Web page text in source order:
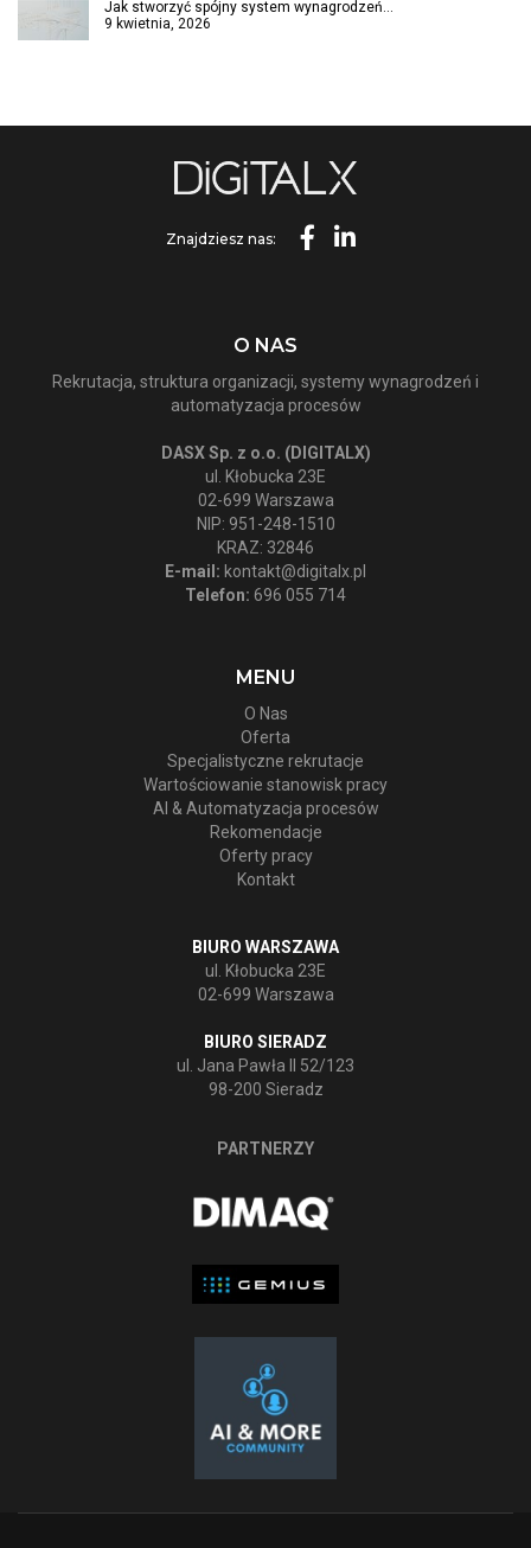
Jak stworzyć spójny system wynagrodzeń…
9 kwietnia, 2026
Znajdziesz nas:
O NAS
Rekrutacja, struktura organizacji, systemy wynagrodzeń i
automatyzacja procesów
DASX Sp. z o.o. (DIGITALX)
ul. Kłobucka 23E
02-699 Warszawa
NIP: 951-248-1510
KRAZ: 32846
E-mail: kontakt@digitalx.pl
Telefon: 696 055 714
MENU
O Nas
Oferta
Specjalistyczne rekrutacje
Wartościowanie stanowisk pracy
AI & Automatyzacja procesów
Rekomendacje
Oferty pracy
Kontakt
BIURO WARSZAWA
ul. Kłobucka 23E
02-699 Warszawa
BIURO SIERADZ
ul. Jana Pawła II 52/123
98-200 Sieradz
PARTNERZY